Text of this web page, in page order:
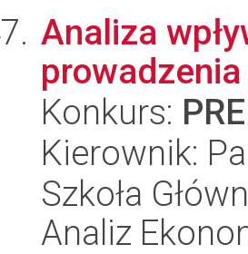
Analiza
Konkurs:
Kierownik:
Szkoła
Analiz